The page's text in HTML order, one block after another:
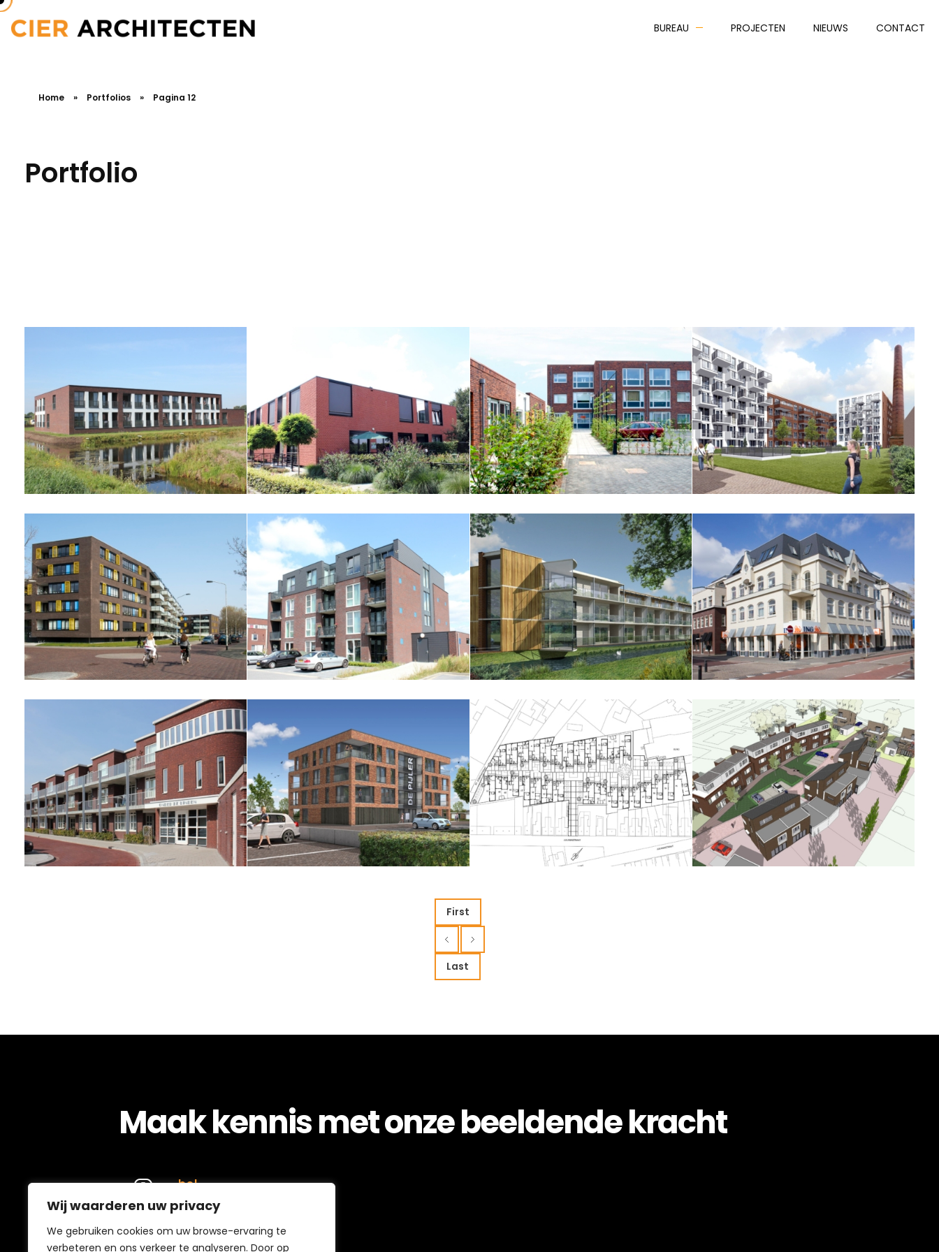
Wij waarderen uw privacy
We gebruiken cookies om uw browse-ervaring te
verbeteren en ons verkeer te analyseren. Door op
BUREAU PROJECTEN NIEUWS CONTACT
Home » Portfolios » Pagina 12
Portfolio
Amarant Dongen Amarant Gilze Amarant Waalwijk Brouwhof Breda
Parcstaete Tokyo Stek Donge Postkantoor Dongen
First
Last
Maak kennis met onze beeldende kracht
bel
(0162) 37 22 20